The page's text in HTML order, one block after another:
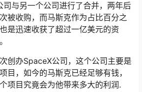
与另一个公司进行了合并，两年后
被收购，而马斯克作为占比百分之
是迅速收获了超过一亿美元的资
创办SpaceX公司，这个公司主要是
目，如今的马斯克已经足够有钱，
项目究竟会为他带来多大的利润.